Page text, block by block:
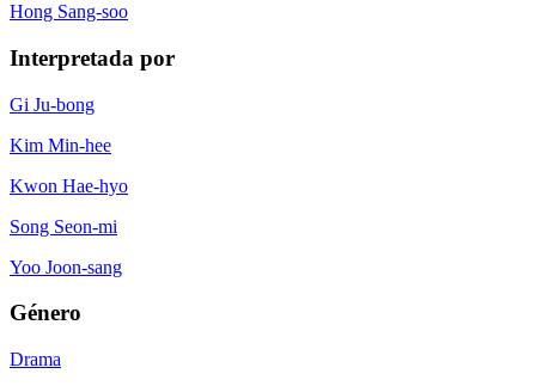
Hong Sang-soo
Interpretada por
Gi Ju-bong
Kim Min-hee
Kwon Hae-hyo
Song Seon-mi
Yoo Joon-sang
Género
Drama